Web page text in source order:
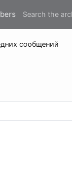
сообщений